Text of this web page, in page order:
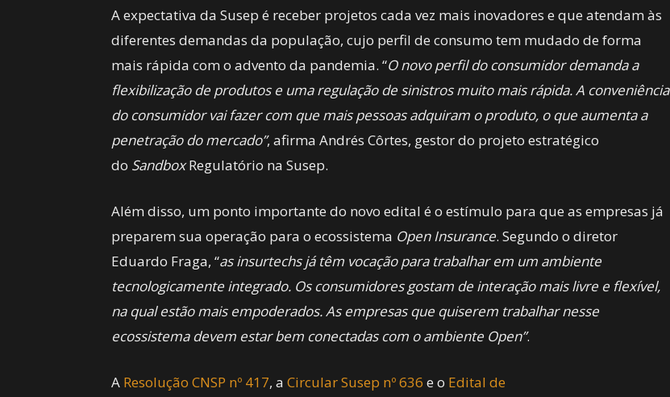
A expectativa da Susep é receber projetos cada vez mais inovadores e que atendam às
diferentes demandas da população, cujo perfil de consumo tem mudado de forma
mais rápida com o advento da pandemia. “O novo perfil do consumidor demanda a
flexibilização de produtos e uma regulação de sinistros muito mais rápida. A conveniência
do consumidor vai fazer com que mais pessoas adquiram o produto, o que aumenta a
penetração do mercado”, afirma Andrés Côrtes, gestor do projeto estratégico
do SandboxRegulatório na Susep.
Além disso, um ponto importante do novo edital é o estímulo para que as empresas já
preparem sua operação para o ecossistema Open Insurance. Segundo o diretor
Eduardo Fraga, “as insurtechs já têm vocação para trabalhar em um ambiente
tecnologicamente integrado. Os consumidores gostam de interação mais livre e flexível,
na qual estão mais empoderados. As empresas que quiserem trabalhar nesse
ecossistema devem estar bem conectadas com o ambiente Open”.
A Resolução CNSP nº 417, a Circular Susep nº 636 e o Edital de